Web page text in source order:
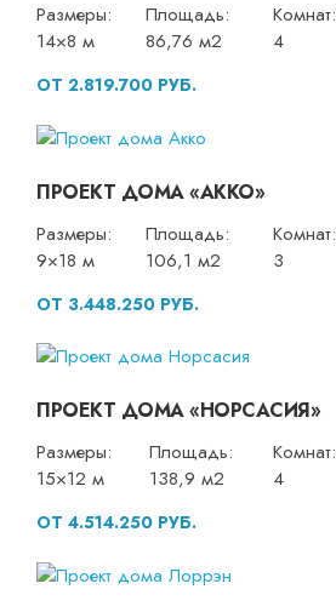
Размеры:
14×8 м
Площадь:
86,76 м2
Комнат:
4
ОТ 2.819.700 РУБ.
ПРОЕКТ ДОМА «АККО»
Размеры:
9×18 м
Площадь:
106,1 м2
Комнат:
3
ОТ 3.448.250 РУБ.
ПРОЕКТ ДОМА «НОРСАСИЯ»
Размеры:
15×12 м
Площадь:
138,9 м2
Комнат:
4
ОТ 4.514.250 РУБ.